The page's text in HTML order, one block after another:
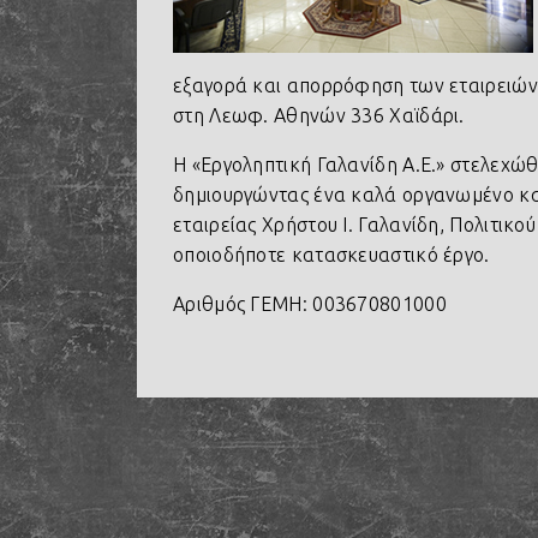
εξαγορά και απορρόφηση των
στη Λεωφ. Αθηνών 336 Χαϊδάρι.
Η «Εργοληπτική Γαλανίδη Α.Ε.»
δημιουργώντας ένα καλά οργανωμένο
εταιρείας Χρήστου Ι. Γαλανίδη,
οποιοδήποτε κατασκευαστικό έργο.
Αριθμός ΓΕΜΗ: 003670801000